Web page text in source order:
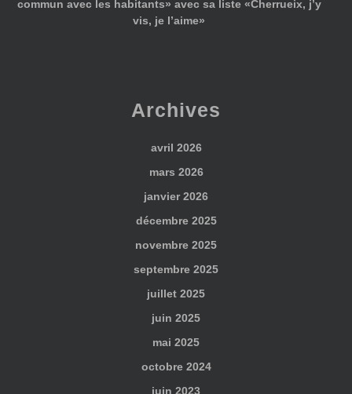
commun avec les habitants» avec sa liste «Cherrueix, j’y
vis, je l’aime»
Archives
avril 2026
mars 2026
janvier 2026
décembre 2025
novembre 2025
septembre 2025
juillet 2025
juin 2025
mai 2025
octobre 2024
juin 2023